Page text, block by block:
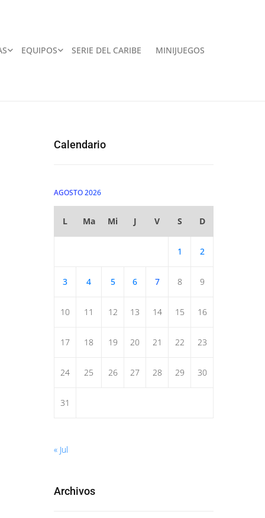
EQUIPOS SERIE DEL CARIBE MINIJUEGOS
Calendario
AGOSTO 2026
L Ma Mi J V S D
1 2
3 4 5 6 7 8 9
10 11 12 13 14 15 16
17 18 19 20 21 22 23
24 25 26 27 28 29 30
31
« Jul
Archivos